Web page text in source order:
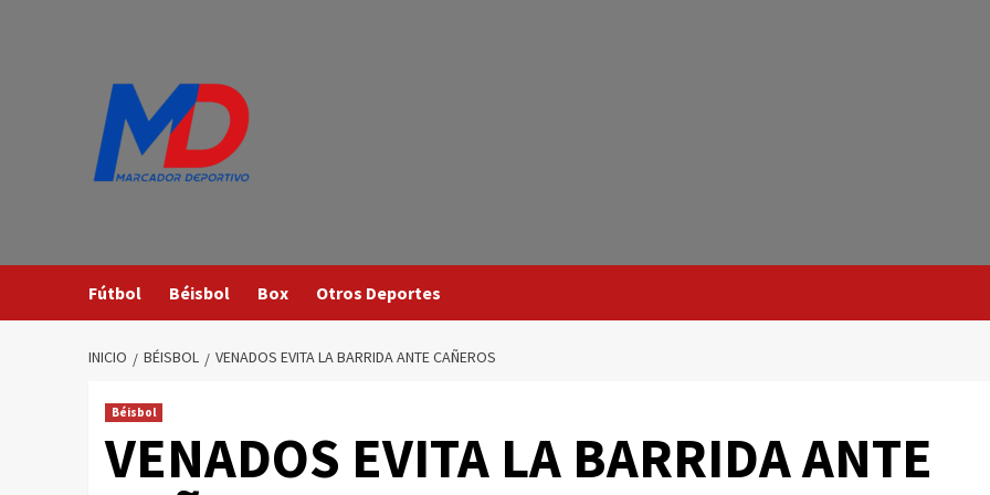
Fútbol Béisbol Box Otros Deportes
INICIO BÉISBOL VENADOS EVITA LA BARRIDA ANTE CAÑEROS
Béisbol
VENADOS EVITA LA BARRIDA ANTE